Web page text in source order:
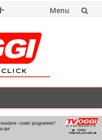
Menu